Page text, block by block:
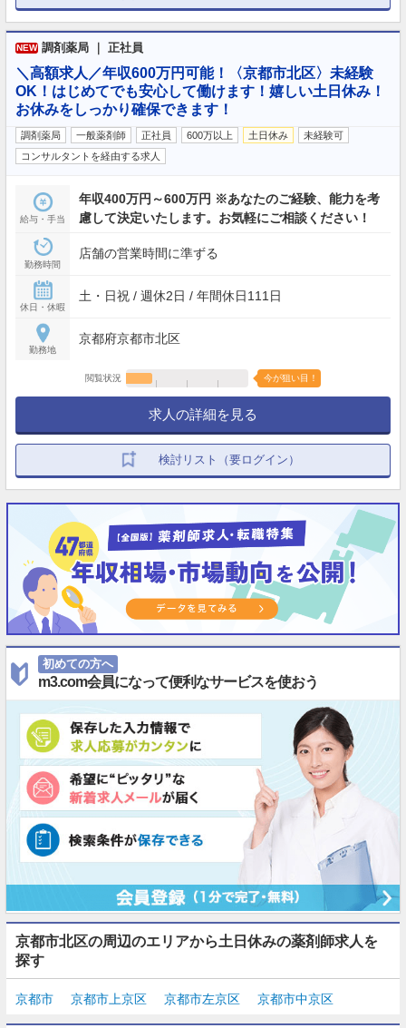
NEW 調剤薬局 ｜ 正社員
＼高額求人／年収600万円可能！〈京都市北区〉未経験
OK！はじめてでも安心して働けます！嬉しい土日休み！
お休みをしっかり確保できます！
調剤薬局 一般薬剤師 正社員 600万以上 土日休み
未経験可
コンサルタントを経由する求人
給与・手当
年収400万円～600万円 ※あなたのご経験、能力を考
慮して決定いたします。お気軽にご相談ください！
勤務時間
店舗の営業時間に準ずる
休日・休暇
土・日祝 / 週休2日 / 年間休日111日
勤務地
京都府京都市北区
閲覧状況 今が狙い目！
求人の詳細を見る
検討リスト（要ログイン）
初めての方へ
m3.com会員になって便利なサービスを使おう
京都市北区の周辺のエリアから土日休みの薬剤師求人を
探す
京都市 京都市上京区 京都市左京区 京都市中京区